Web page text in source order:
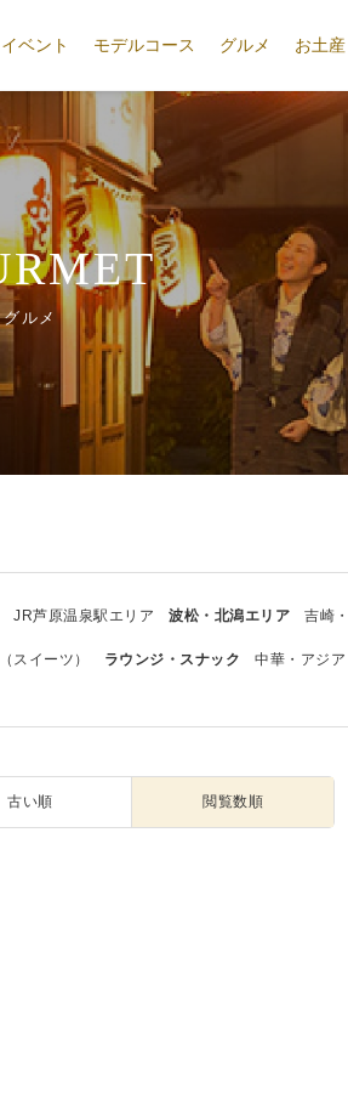
イベント モデルコース グルメ お土産
グルメ
JR芦原温泉駅エリア 波松・北潟エリア 吉崎
スイーツ） ラウンジ・スナック 中華・アジア
古い順 閲覧数順